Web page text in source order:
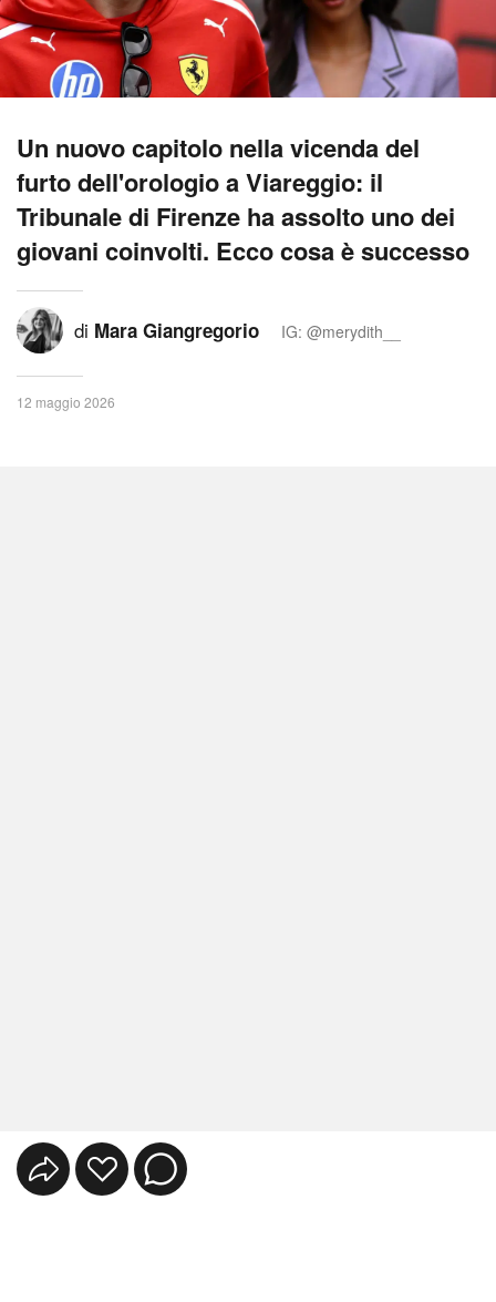
Un nuovo capitolo nella vicenda del
furto dell'orologio a Viareggio: il
Tribunale di Firenze ha assolto uno dei
giovani coinvolti. Ecco cosa è successo
di Mara Giangregorio IG: @merydith__
12 maggio 2026